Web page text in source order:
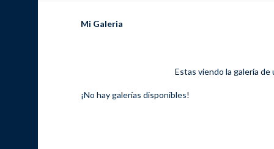
Mi Galeria
Estas viendo la galería de
¡No hay galerías disponibles!